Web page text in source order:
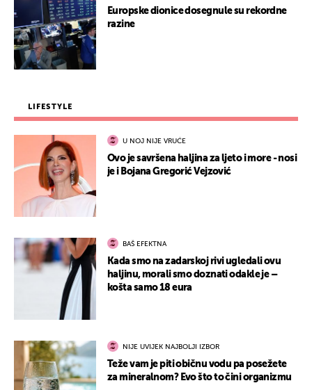
Europske dionice dosegnule su rekordne
razine
LIFESTYLE
U NOJ NIJE VRUĆE
Ovo je savršena haljina za ljeto i more - nosi
je i Bojana Gregorić Vejzović
BAŠ EFEKTNA
Kada smo na zadarskoj rivi ugledali ovu
haljinu, morali smo doznati odakle je –
košta samo 18 eura
NIJE UVIJEK NAJBOLJI IZBOR
Teže vam je piti običnu vodu pa posežete
za mineralnom? Evo što to čini organizmu